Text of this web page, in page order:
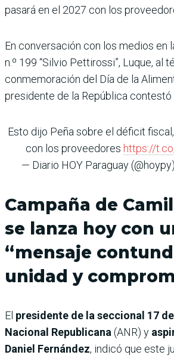
pasará en el 2027 con los
En conversación con los medios en
n.º 199 “Silvio Pettirossi”, Luque, al
conmemoración del Día de la
presidente de la República contestó
Esto dijo Peña sobre el déficit
con los proveedores https://
— Diario HOY Paraguay (@hoypy)
Campaña de
se lanza hoy con
“mensaje
unidad y
El presidente de la seccional 17
Nacional Republicana (ANR) y
Daniel Fernández, indicó que este